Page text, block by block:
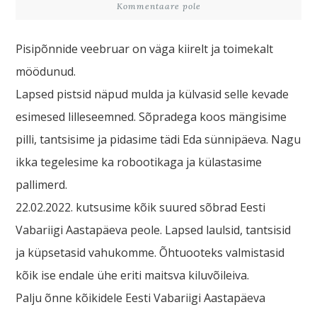
Kommentaare pole
Pisipõnnide veebruar on väga kiirelt ja toimekalt
möödunud.
Lapsed pistsid näpud mulda ja külvasid selle kevade
esimesed lilleseemned. Sõpradega koos mängisime
pilli, tantsisime ja pidasime tädi Eda sünnipäeva. Nagu
ikka tegelesime ka robootikaga ja külastasime
pallimerd.
22.02.2022. kutsusime kõik suured sõbrad Eesti
Vabariigi Aastapäeva peole. Lapsed laulsid, tantsisid
ja küpsetasid vahukomme. Õhtuooteks valmistasid
kõik ise endale ühe eriti maitsva kiluvõileiva.
Palju õnne kõikidele Eesti Vabariigi Aastapäeva